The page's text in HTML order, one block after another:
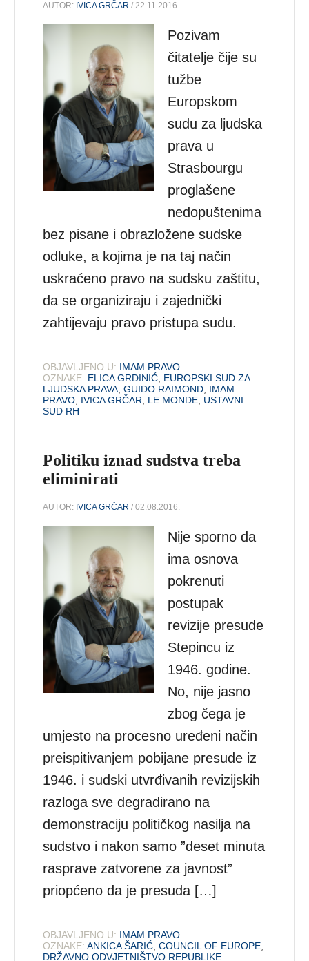
AUTOR: IVICA GRČAR / 22.11.2016.
Pozivam
čitatelje čije su
tužbe
Europskom
sudu za ljudska
prava u
Strasbourgu
proglašene
nedopuštenima
bez pisane i obrazložene sudske
odluke, a kojima je na taj način
uskraćeno pravo na sudsku zaštitu,
da se organiziraju i zajednički
zahtijevaju pravo pristupa sudu.
OBJAVLJENO U: IMAM PRAVO
OZNAKE: ELICA GRDINIĆ EUROPSKI SUD ZA
LJUDSKA PRAVA ,GUIDO RAIMOND IMAM
PRAVO IVICA GRČAR LE MONDE USTAVNI
SUD RH
Politiku iznad sudstva treba
eliminirati
AUTOR: IVICA GRČAR / 02.08.2016.
Nije sporno da
ima osnova
pokrenuti
postupak
revizije presude
Stepincu iz
1946. godine.
No, nije jasno
zbog čega je
umjesto na procesno uređeni način
preispitivanjem pobijane presude iz
1946. i sudski utvrđivanih revizijskih
razloga sve degradirano na
demonstraciju političkog nasilja na
sudstvo i nakon samo ”deset minuta
rasprave zatvorene za javnost”
priopćeno da je presuda […]
OBJAVLJENO U: IMAM PRAVO
OZNAKE: ANKICA ŠARIĆ ,COUNCIL OF EUROPE
DRŽAVNO ODVJETNIŠTVO REPUBLIKE